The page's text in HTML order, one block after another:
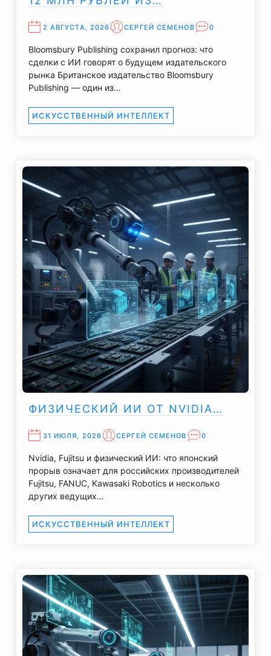
2 АВГУСТА, 2026 СЕРГЕЙ СЕМЕНОВ 0
Bloomsbury Publishing сохранил прогноз: что
сделки с ИИ говорят о будущем издательского
рынка Британское издательство Bloomsbury
Publishing — один из…
ИСКУССТВЕННЫЙ ИНТЕЛЛЕКТ
ФИЗИЧЕСКИЙ ИИ ОТ NVIDIA…
31 ИЮЛЯ, 2026 СЕРГЕЙ СЕМЕНОВ 0
Nvidia, Fujitsu и физический ИИ: что японский
прорыв означает для российских производителей
Fujitsu, FANUC, Kawasaki Robotics и несколько
других ведущих…
ИСКУССТВЕННЫЙ ИНТЕЛЛЕКТ